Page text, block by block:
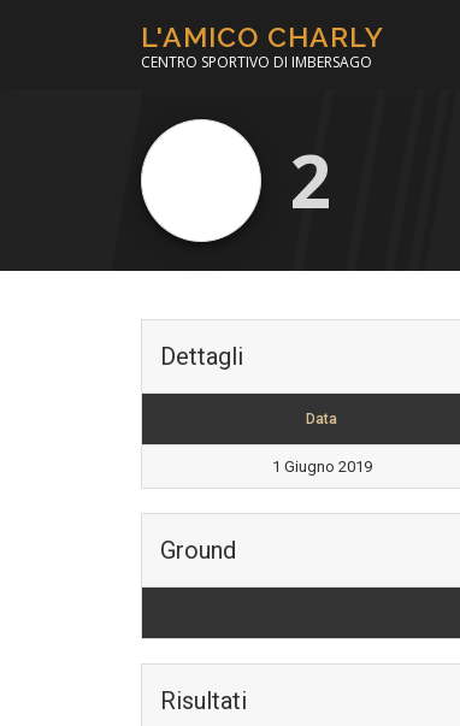
L'AMICO CHARLY
CENTRO SPORTIVO DI IMBERSAGO
2
Dettagli
Data
1 Giugno 2019
Ground
Risultati